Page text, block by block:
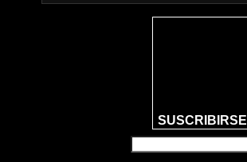
SUSCRIBIRSE